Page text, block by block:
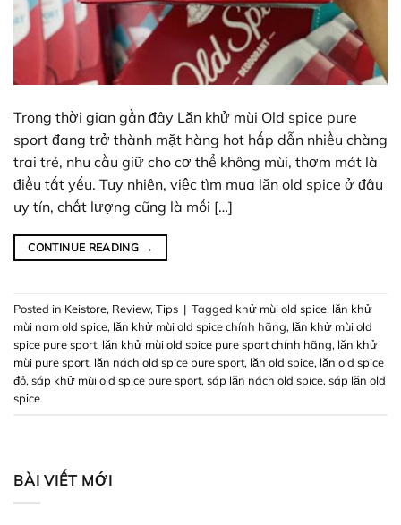
Trong thời gian gần đây Lăn khử mùi Old spice pure
sport đang trở thành mặt hàng hot hấp dẫn nhiều chàng
trai trẻ, nhu cầu giữ cho cơ thể không mùi, thơm mát là
điều tất yếu. Tuy nhiên, việc tìm mua lăn old spice ở đâu
uy tín, chất lượng cũng là mối […]
CONTINUE READING →
Posted in Keistore, Review, Tips | Tagged khử mùi old spice, lăn khử
mùi nam old spice, lăn khử mùi old spice chính hãng, lăn khử mùi old
spice pure sport, lăn khử mùi old spice pure sport chính hãng, lăn khử
mùi pure sport, lăn nách old spice pure sport, lăn old spice, lăn old spice
đỏ, sáp khử mùi old spice pure sport, sáp lăn nách old spice, sáp lăn old
spice
BÀI VIẾT MỚI